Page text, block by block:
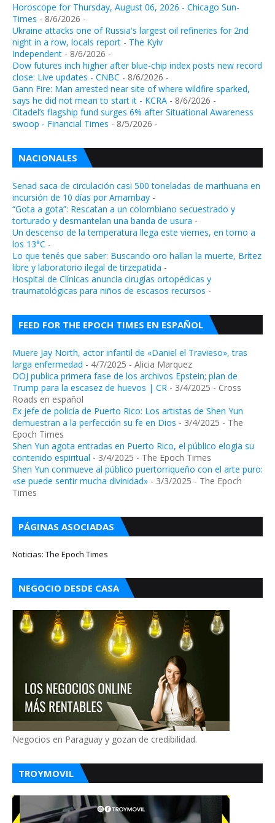
Horoscope for Thursday, August 06, 2026 - Chicago Sun-
Times - 8/6/2026 -
Ukraine attacks one of Russia's largest oil refineries for 2nd
night in a row, locals report - The Kyiv
Independent - 8/6/2026 -
Dow futures inch higher after blue-chip index posts new record
close: Live updates - CNBC - 8/6/2026 -
Gann Fire: Man arrested near site of where wildfire sparked,
says he did not mean to start it - KCRA - 8/6/2026 -
Citadel’s flagship fund surges 6% after Situational Awareness
swoop - Financial Times - 8/5/2026 -
NACIONALES
Senad saca de circulación casi 500 toneladas de marihuana en
incursión de 10 días por Amambay -
“Gota a gota”: Rescatan a un colombiano secuestrado y
torturado y desmantelan una banda de usura -
Un descenso de la temperatura llega este viernes, en torno a
los 13°C -
Lo que tenés que saber: Buscando oro hallan la muerte, Brítez
libre y laboratorio ilegal de tirzepatida -
Hospital de Clínicas anuncia cirugías ortopédicas y
traumatológicas para niños de escasos recursos -
FEED FOR THE EPOCH TIMES EN ESPAÑOL
Muere Jay North, actor infantil de «Daniel el Travieso», tras
larga enfermedad - 4/7/2025 - Alicia Marquez
DOJ publica primera fase de los archivos Epstein; plan de
Trump para la escasez de huevos | CR - 3/4/2025 - Cross
Roads en español
Ex jefe de policía de Puerto Rico: Los artistas de Shen Yun
demuestran a la perfección su fe en Dios - 3/4/2025 - The
Epoch Times
Shen Yun agota entradas en Puerto Rico, el público elogia su
contenido espiritual - 3/4/2025 - The Epoch Times
Shen Yun conmueve al público puertorriqueño con el arte puro:
«se puede sentir mucha divinidad» - 3/3/2025 - The Epoch
Times
PÁGINAS ASOCIADAS
Noticias: The Epoch Times
NEGOCIO DESDE CASA
Negocios en Paraguay y gozan de credibilidad.
TROYMOVIL